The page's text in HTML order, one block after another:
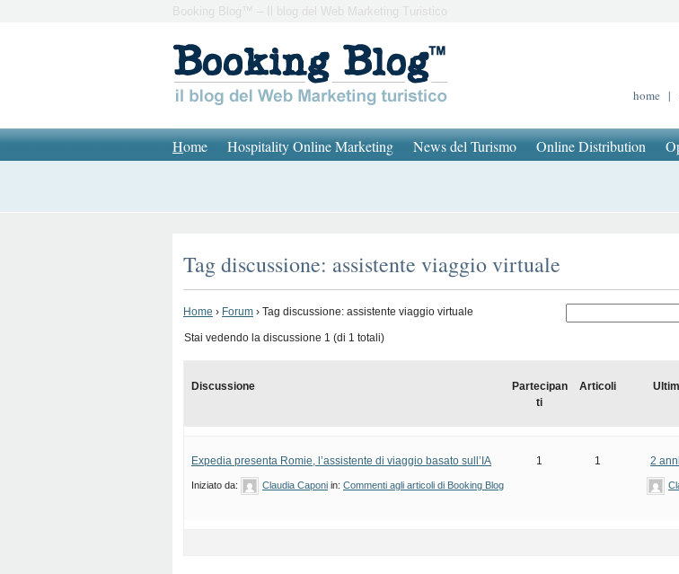
Booking Blog™ – Il blog del Web Marketing Turistico
home |
Home Hospitality Online Marketing News del Turismo Online Distribution
Tag discussione: assistente viaggio virtuale
Home › Forum › Tag discussione: assistente viaggio virtuale
Stai vedendo la discussione 1 (di 1 totali)
Discussione
Partecipan
ti
Articoli
Expedia presenta Romie, l’assistente di viaggio basato sull’IA
Iniziato da: Claudia Caponi in: Commenti agli articoli di Booking Blog
1 1 2